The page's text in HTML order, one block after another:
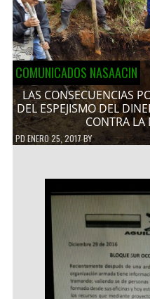
COMUNICADOS NASAACIN
LAS CONSECUENCIAS
DEL ESPEJISMO DEL
CONTRA LA
PDENERO 25, 2017BY